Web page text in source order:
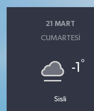
21 MART
CUMARTESI
-1 °
Sisli